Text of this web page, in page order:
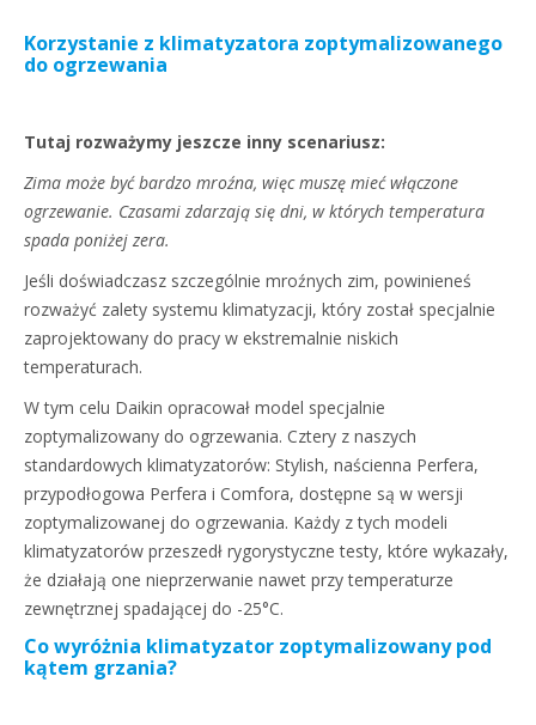
Korzystanie z klimatyzatora zoptymalizowanego
do ogrzewania
Tutaj rozważymy jeszcze inny scenariusz:
Zima może być bardzo mroźna, więc muszę mieć włączone
ogrzewanie. Czasami zdarzają się dni, w których temperatura
spada poniżej zera.
Jeśli doświadczasz szczególnie mroźnych zim, powinieneś
rozważyć zalety systemu klimatyzacji, który został specjalnie
zaprojektowany do pracy w ekstremalnie niskich
temperaturach.
W tym celu Daikin opracował model specjalnie
zoptymalizowany do ogrzewania. Cztery z naszych
standardowych klimatyzatorów: Stylish, naścienna Perfera,
przypodłogowa Perfera i Comfora, dostępne są w wersji
zoptymalizowanej do ogrzewania. Każdy z tych modeli
klimatyzatorów przeszedł rygorystyczne testy, które wykazały,
że działają one nieprzerwanie nawet przy temperaturze
zewnętrznej spadającej do -25°C.
Co wyróżnia klimatyzator zoptymalizowany pod
kątem grzania?